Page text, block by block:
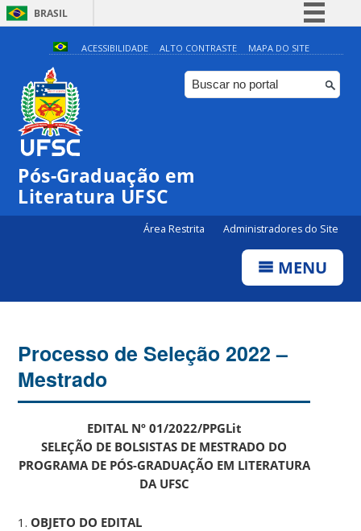
BRASIL
Simplifique!
Comunica BR
Participe
ACESSIBILIDADE ALTO CONTRASTE MAPA DO SITE
Pós-Graduação em
Literatura UFSC
Área Restrita Administradores do Site
MENU
Processo de Seleção 2022 –
Mestrado
EDITAL Nº 01/2022/PPGLit
SELEÇÃO DE BOLSISTAS DE MESTRADO DO
PROGRAMA DE PÓS-GRADUAÇÃO EM LITERATURA
DA UFSC
1. OBJETO DO EDITAL